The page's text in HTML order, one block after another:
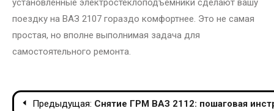
установленные электростеклоподъемники сделают вашу
поездку на ВАЗ 2107 гораздо комфортнее. Это не самая
простая, но вполне выполнимая задача для
самостоятельного ремонта.
Навигация
Предыдущая: Снятие ГРМ ВАЗ 2112: пошаговая